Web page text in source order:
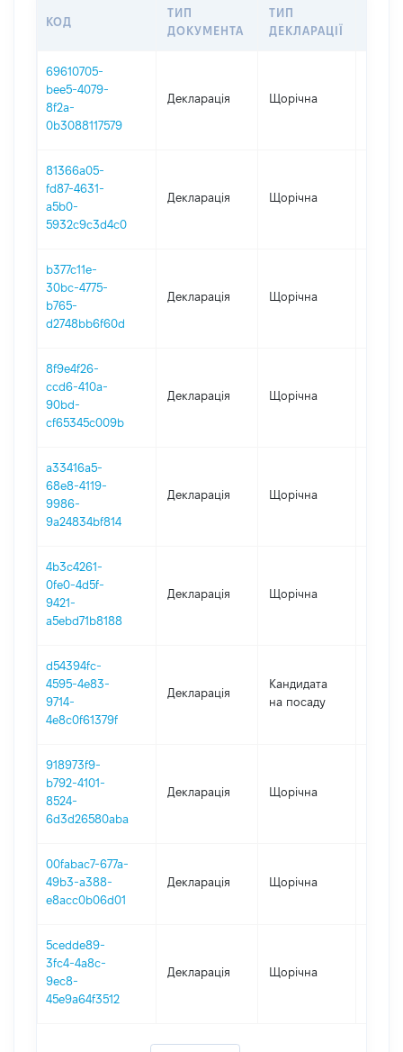
КОД
ТИП
ДОКУМЕНТА
ТИП
ДЕКЛАРАЦІЇ
69610705-
bee5-4079-
8f2a-
0b3088117579
Декларація Щорічна
81366a05-
fd87-4631-
a5b0-
5932c9c3d4c0
Декларація Щорічна
b377c11e-
30bc-4775-
b765-
d2748bb6f60d
Декларація Щорічна
8f9e4f26-
ccd6-410a-
90bd-
cf65345c009b
Декларація Щорічна
a33416a5-
68e8-4119-
9986-
9a24834bf814
Декларація Щорічна
4b3c4261-
0fe0-4d5f-
9421-
a5ebd71b8188
Декларація Щорічна
d54394fc-
4595-4e83-
9714-
4e8c0f61379f
Декларація
Кандидата
на посаду
918973f9-
b792-4101-
8524-
6d3d26580aba
Декларація Щорічна
00fabac7-677a-
49b3-a388-
e8acc0b06d01
Декларація Щорічна
5cedde89-
3fc4-4a8c-
9ec8-
45e9a64f3512
Декларація Щорічна